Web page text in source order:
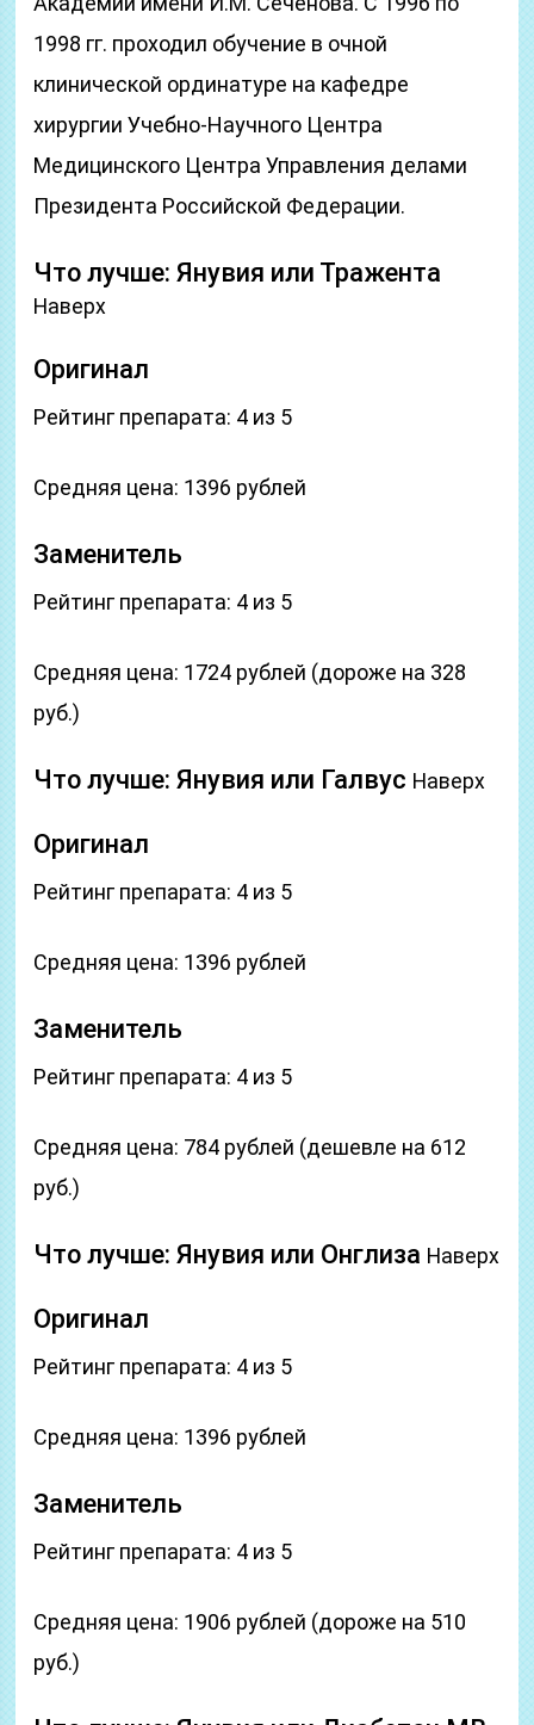
1998 гг. проходил обучение в очной
клинической ординатуре на кафедре
хирургии Учебно-Научного Центра
Медицинского Центра Управления делами
Президента Российской Федерации.
Что лучше: Янувия или Тражента
Наверх
Оригинал
Рейтинг препарата: 4 из 5
Средняя цена: 1396 рублей
Заменитель
Рейтинг препарата: 4 из 5
Средняя цена: 1724 рублей (дороже на 328
руб.)
Что лучше: Янувия или Галвус Наверх
Оригинал
Рейтинг препарата: 4 из 5
Средняя цена: 1396 рублей
Заменитель
Рейтинг препарата: 4 из 5
Средняя цена: 784 рублей (дешевле на 612
руб.)
Что лучше: Янувия или Онглиза Наверх
Оригинал
Рейтинг препарата: 4 из 5
Средняя цена: 1396 рублей
Заменитель
Рейтинг препарата: 4 из 5
Средняя цена: 1906 рублей (дороже на 510
руб.)